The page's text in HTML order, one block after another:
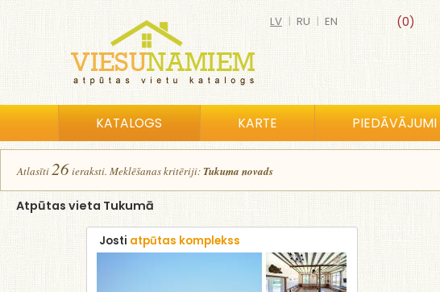
(0)
LV | RU | EN
KATALOGS KARTE PIEDĀVĀJUMI
Atlasīti26ieraksti. Meklēšanas kritēriji: Tukuma novads
Atpūtas vieta Tukumā
Josti atpūtas komplekss